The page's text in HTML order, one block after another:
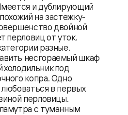
и дублирующий
на застежку-
двойной
перловиц от уток.
разные.
несгораемый шкаф
под
копра. Одно
в первых
перловицы.
с туманным